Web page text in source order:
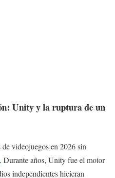
Unity y la ruptura de un
videojuegos en 2026 sin
. Durante años, Unity fue el motor
independientes hicieran